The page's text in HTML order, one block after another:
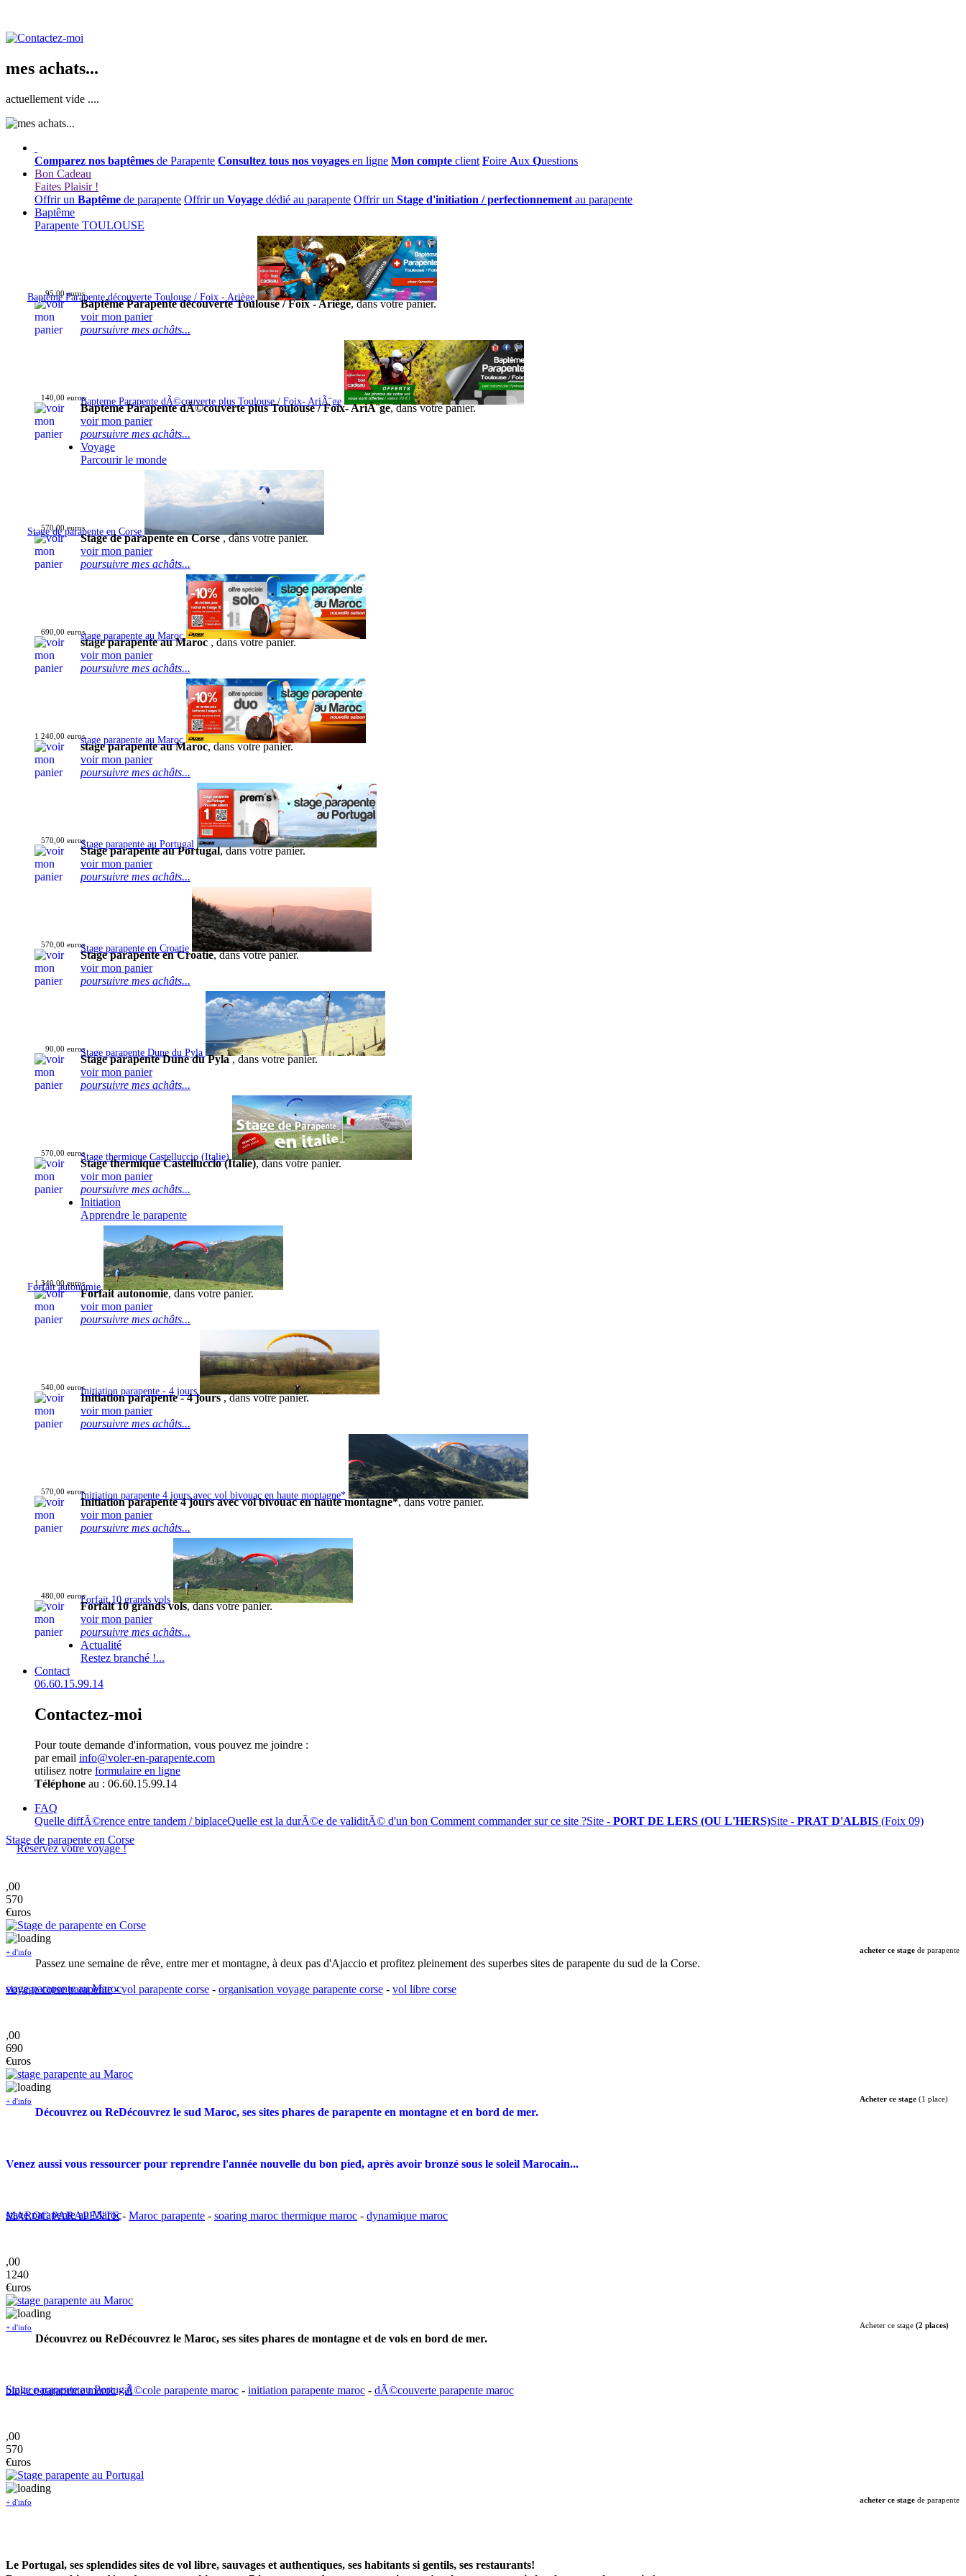
mes achats...
actuellement vide ....
Comparez nos baptêmes de Parapente Consultez tous nos voyages en ligne Mon compte client Foire Aux Questions
Bon Cadeau
Faites Plaisir !
Offrir un Baptême de parapente Offrir un Voyage dédié au parapente Offrir un Stage d'initiation / perfectionnement au parapente
Baptême
Parapente TOULOUSE
Baptême Parapente découverte Toulouse / Foix - Ariège
95,00 euros
Baptême Parapente découverte Toulouse / Foix - Ariège, dans votre panier.
voir mon panier
poursuivre mes achâts...
Bapteme Parapente dÃ©couverte plus Toulouse / Foix- AriÃ¨ge
140,00 euros
Bapteme Parapente dÃ©couverte plus Toulouse / Foix- AriÃ¨ge, dans votre panier.
voir mon panier
poursuivre mes achâts...
Voyage
Parcourir le monde
Stage de parapente en Corse
570,00 euros
Stage de parapente en Corse, dans votre panier.
voir mon panier
poursuivre mes achâts...
stage parapente au Maroc
690,00 euros
stage parapente au Maroc, dans votre panier.
voir mon panier
poursuivre mes achâts...
stage parapente au Maroc
1 240,00 euros
stage parapente au Maroc, dans votre panier.
voir mon panier
poursuivre mes achâts...
Stage parapente au Portugal
570,00 euros
Stage parapente au Portugal, dans votre panier.
voir mon panier
poursuivre mes achâts...
Stage parapente en Croatie
570,00 euros
Stage parapente en Croatie, dans votre panier.
voir mon panier
poursuivre mes achâts...
Stage parapente Dune du Pyla
90,00 euros
Stage parapente Dune du Pyla, dans votre panier.
voir mon panier
poursuivre mes achâts...
Stage thermique Castelluccio (Italie)
570,00 euros
Stage thermique Castelluccio (Italie), dans votre panier.
voir mon panier
poursuivre mes achâts...
Initiation
Apprendre le parapente
Forfait autonomie
1 340,00 euros
Forfait autonomie, dans votre panier.
voir mon panier
poursuivre mes achâts...
Initiation parapente - 4 jours
540,00 euros
Initiation parapente - 4 jours, dans votre panier.
voir mon panier
poursuivre mes achâts...
Initiation parapente 4 jours avec vol bivouac en haute montagne*
570,00 euros
Initiation parapente 4 jours avec vol bivouac en haute montagne*, dans votre panier.
voir mon panier
poursuivre mes achâts...
Forfait 10 grands vols
480,00 euros
Forfait 10 grands vols, dans votre panier.
voir mon panier
poursuivre mes achâts...
Actualité
Restez branché !...
Contact
06.60.15.99.14
Contactez-moi
Pour toute demande d'information, vous pouvez me joindre :
par email info@voler-en-parapente.com
utilisez notre formulaire en ligne
Téléphone au : 06.60.15.99.14
FAQ
Quelle diffÃ©rence entre tandem / biplaceQuelle est la durÃ©e de validitÃ© d'un bon Comment commander sur ce site ?Site - PORT DE LERS (OU L'HERS)Site - PRAT D'ALBIS (Foix 09)
Réservez votre voyage !
Stage de parapente en Corse
,00
570
€uros
+ d'info acheter ce stage de parapente
Passez une semaine de rêve, entre mer et montagne, à deux pas d'Ajaccio et profitez pleinement des superbes sites de parapente du sud de la Corse.
voyage corse parapente-vol parapente corse - organisation voyage parapente corse - vol libre corse
stage parapente au Maroc
,00
690
€uros
+ d'info Acheter ce stage (1 place)
Découvrez ou ReDécouvrez le sud Maroc, ses sites phares de parapente en montagne et en bord de mer.
Venez aussi vous ressourcer pour reprendre l'année nouvelle du bon pied, après avoir bronzé sous le soleil Marocain...
MAROC PARAPENTE- Maroc parapente - soaring maroc thermique maroc - dynamique maroc
stage parapente au Maroc
,00
1240
€uros
+ d'info Acheter ce stage (2 places)
Découvrez ou ReDécouvrez le Maroc, ses sites phares de montagne et de vols en bord de mer.
biplace parapente maroc-Ã©cole parapente maroc - initiation parapente maroc - dÃ©couverte parapente maroc
Stage parapente au Portugal
,00
570
€uros
+ d'info acheter ce stage de parapente
Le Portugal, ses splendides sites de vol libre, sauvages et authentiques, ses habitants si gentils, ses restaurants!